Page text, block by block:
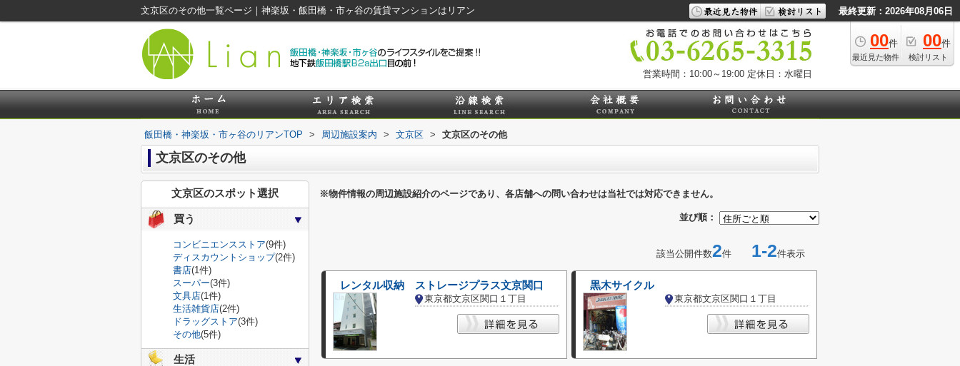
文京区のその他一覧ページ｜神楽坂・飯田橋・市ヶ谷の賃貸マンションはリアン 最終更新：2026年08月06日
00件
最近見た物件
00件
検討リスト
営業時間：10:00～19:00 定休日：水曜日
飯田橋・神楽坂・市ヶ谷のリアンTOP > 周辺施設案内 > 文京区 > 文京区のその他
文京区のその他
※物件情報の周辺施設紹介のページであり、各店舗への問い合わせは当社では対応できません。
並び順：
該当公開件数2件 1-2件表示
レンタル収納 ストレージプラス文京関口
東京都文京区関口１丁目
黒木サイクル
東京都文京区関口１丁目
文京区のスポット選択
買う
コンビニエンスストア(9件)
ディスカウントショップ(2件)
書店(1件)
スーパー(3件)
文具店(1件)
生活雑貨店(2件)
ドラッグストア(3件)
その他(5件)
生活